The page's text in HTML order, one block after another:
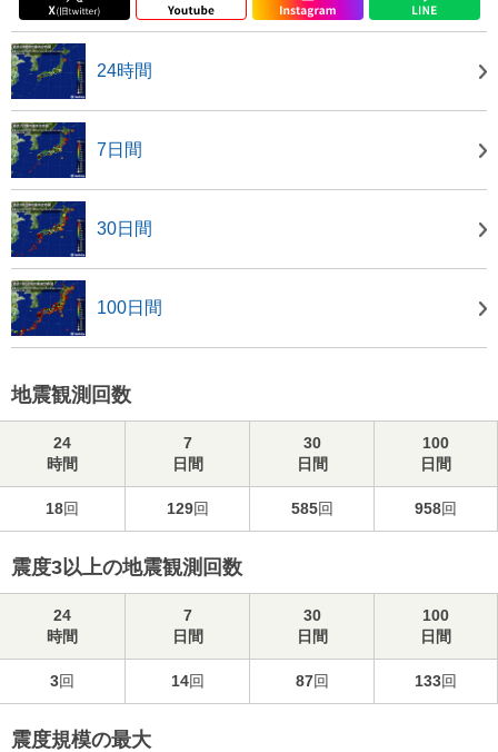
24時間
7日間
30日間
100日間
地震観測回数
24
時間
7
日間
30
日間
100
日間
18回 129回 585回 958回
震度3以上の地震観測回数
24
時間
7
日間
30
日間
100
日間
3回 14回 87回 133回
震度規模の最大